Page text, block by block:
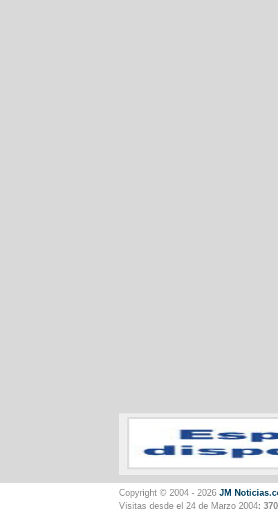
Copyright © 2004 - 2026 JM
Visitas desde el 24 de Marzo 2004: